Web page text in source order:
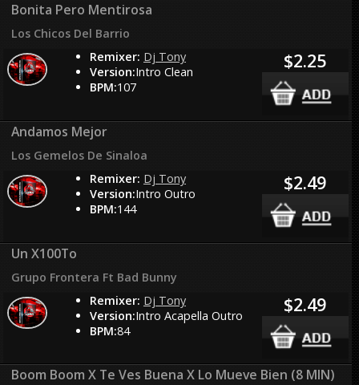
Bonita Pero Mentirosa
Los Chicos Del Barrio
Remixer: Dj Tony
Version:Intro Clean
BPM:107
$2.25
Andamos Mejor
Los Gemelos De Sinaloa
Remixer: Dj Tony
Version:Intro Outro
BPM:144
$2.49
Un X100To
Grupo Frontera Ft Bad Bunny
Remixer: Dj Tony
Version:Intro Acapella Outro
BPM:84
$2.49
Boom Boom X Te Ves Buena X Lo Mueve Bien (8 MIN)